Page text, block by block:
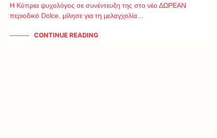
Η Κύπρια ψυχολόγος σε συνέντευξη της στο νέο ΔΩΡΕΑΝ
περιοδικό Dolce, μίλησε για τη μελαγχολία…
CONTINUE READING